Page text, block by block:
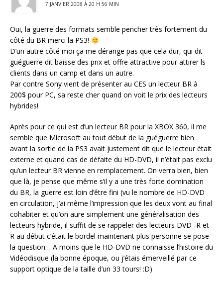
7 JANVIER 2008 À 20 H 56 MIN
Oui, la guerre des formats semble pencher très fortement du
côté du BR merci la PS3!
D’un autre côté moi ça me dérange pas que cela dur, qui dit
guéguerre dit baisse des prix et offre attractive pour attirer ls
clients dans un camp et dans un autre.
Par contre Sony vient de présenter au CES un lecteur BR à
200$ pour PC, sa reste cher quand on voit le prix des lecteurs
hybrides!
Après pour ce qui est d’un lecteur BR pour la XBOX 360, il me
semble que Microsoft au tout début de la guéguerre bien
avant la sortie de la PS3 avait justement dit que le lecteur était
externe et quand cas de défaite du HD-DVD, il n’était pas exclu
qu’un lecteur BR vienne en remplacement. On verra bien, bien
que là, je pense que même s’il y a une très forte domination
du BR, la guerre est loin d’être fini (vu le nombre de HD-DVD
en circulation, j’ai même l’impression que les deux vont au final
cohabiter et qu’on aure simplement une généralisation des
lecteurs hybride, il suffit de se rappeler des lecteurs DVD -R et
R au début c’était le bordel maintenant plus personne se pose
la question… A moins que le HD-DVD ne connaisse l’histoire du
Vidéodisque (la bonne époque, ou j’étais émerveillé par ce
support optique de la taille d’un 33 tours! :D)